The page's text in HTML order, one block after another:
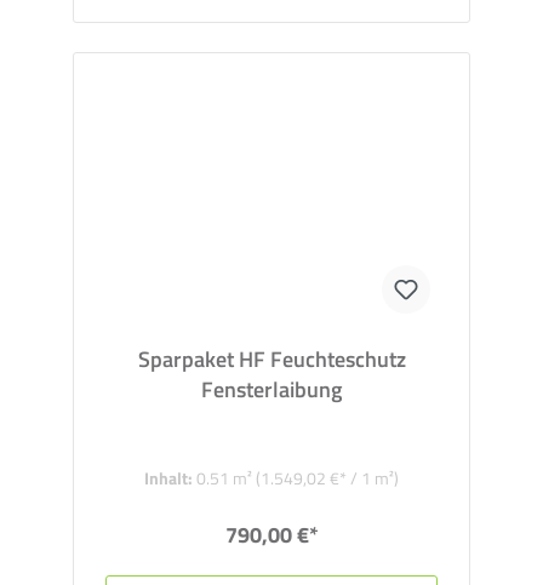
Sparpaket HF Feuchteschutz
Fensterlaibung
Inhalt:0.51 m² (1.549,02 €* / 1 m²)
790,00 €*